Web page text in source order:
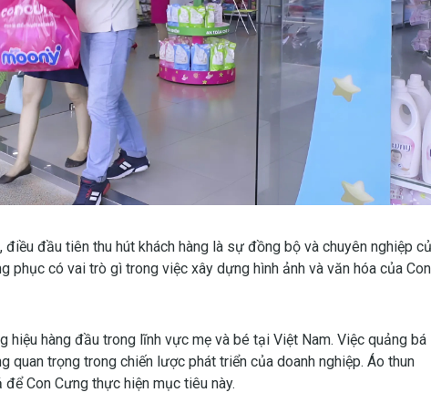
đầu tiên thu hút khách hàng là sự đồng bộ và chuyên nghiệp
phục có vai trò gì trong việc xây dựng hình ảnh và văn hóa của Con
hàng đầu trong lĩnh vực mẹ và bé tại Việt Nam. Việc quảng bá
quan trọng trong chiến lược phát triển của doanh nghiệp. Áo thun
Con Cưng thực hiện mục tiêu này.